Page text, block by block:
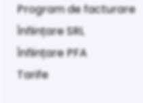
Program de facturare
Înființare SRL
Înființare PFA
Tarife